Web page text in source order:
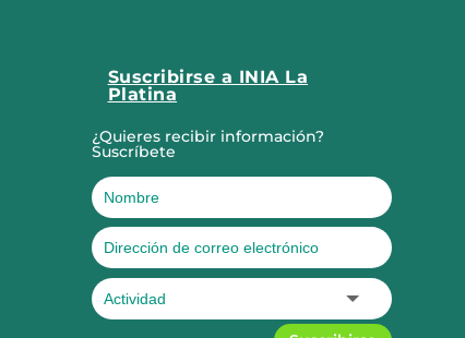
Suscribirse a INIA La
Platina
¿Quieres recibir información?
Suscríbete